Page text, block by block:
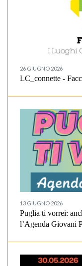
26 GIUGNO 2026
LC_connette -
13 GIUGNO 2026
Puglia ti vorrei:
l’Agenda Giovani